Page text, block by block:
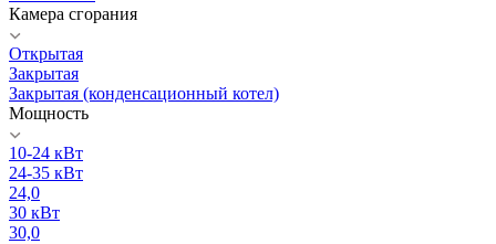
Камера сгорания
Открытая
Закрытая
Закрытая (конденсационный котел)
Мощность
10-24 кВт
24-35 кВт
24,0
30 кВт
30,0